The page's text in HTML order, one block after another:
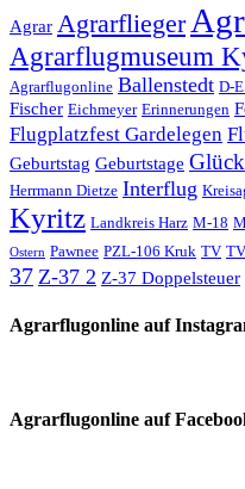
Agrar Agrarflieger
Agrarflugmuseum
Agrarflugonline Ballenstedt D-
Fischer Eichmeyer Erinnerungen
Flugplatzfest Gardelegen
Geburtstag Geburtstage
Herrmann Dietze Interflug
Kyritz Landkreis Harz M-18
Ostern Pawnee PZL-106 Kruk TV
37 Z-37 2 Z-37 Doppelsteuer
Agrarflugonline auf
Agrarflugonline auf